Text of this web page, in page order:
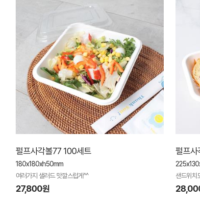
펄프사각볼77 100세트
180x180xh50mm
여러가지 샐러드 맛깔스럽게^^
27,800원
펄프
샌드위치